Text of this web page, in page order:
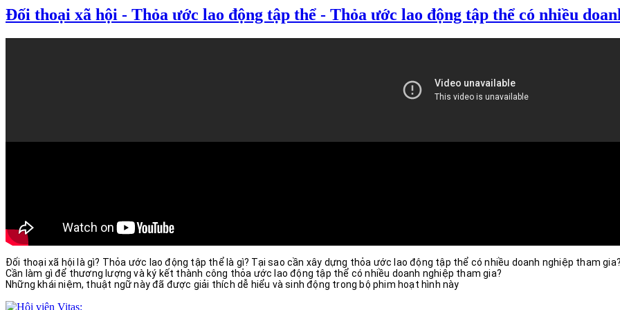
Đối thoại xã hội - Thỏa ước lao động tập thể - Thỏa ước lao động tập thể có nhiều
Đối thoại xã hội là gì? Thỏa ước lao động tập thể là gì? Tại sao cần xây dựng thỏa ước lao động tập thể có nhiều doanh nghiệp tham gia?
Cần làm gì để thương lượng và ký kết thành công thỏa ước lao động tập thể có nhiều doanh nghiệp tham gia?
Những khái niệm, thuật ngữ này đã được giải thích dễ hiểu và sinh động trong bộ phim hoạt hình này﻿